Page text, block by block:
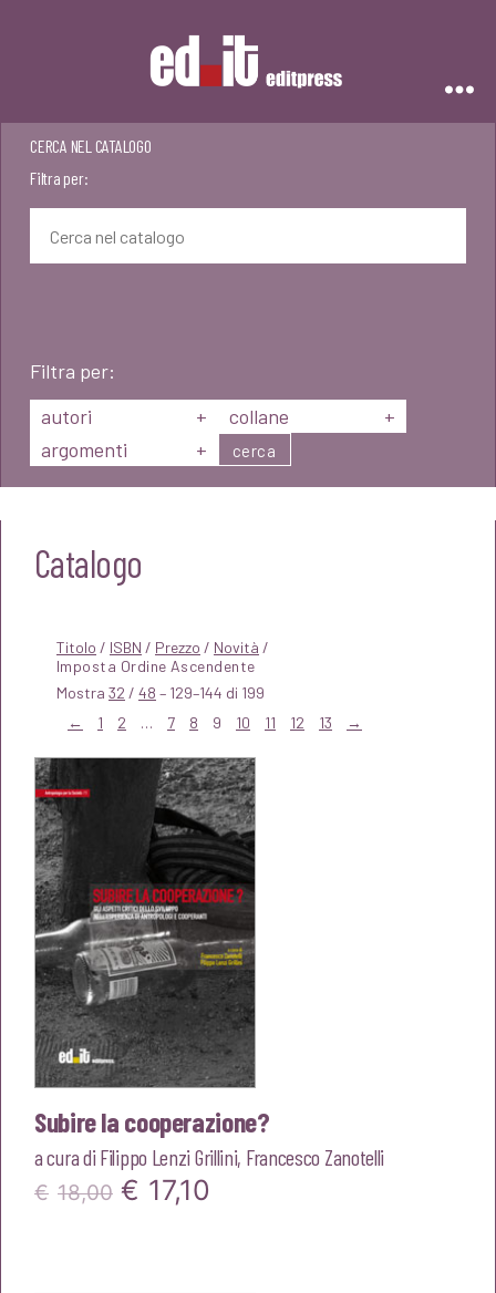
CERCA NEL CATALOGO
Filtra per:
Filtra per:
autori
+ collane
+
argomenti
+ cerca
Catalogo
Titolo / ISBN / Prezzo / Novità /
Mostra 32 / 48 – 129–144 di 199
←
1 2 … 7 8 9 10 11 12 13 →
Subire la cooperazione?
a cura di Filippo Lenzi Grillini, Francesco Zanotelli
€ 18,00 Il
€ 17,10